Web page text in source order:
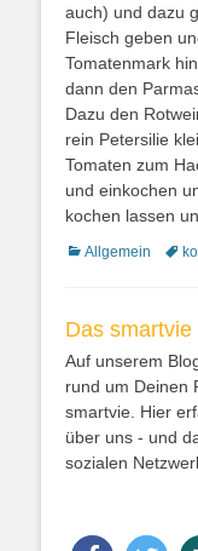
auch) und dazu
Fleisch geben
Tomatenmark
dann den
Dazu den
rein Petersilie
Tomaten zum
und einkochen
kochen lassen
Kategorien
Allgemein
Das smartvie
Auf unserem
rund um Deinen
smartvie. Hier
über uns - und
sozialen